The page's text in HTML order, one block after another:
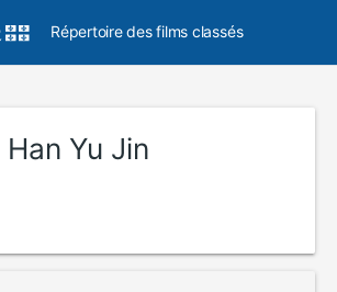
Répertoire des films classés
Han Yu Jin